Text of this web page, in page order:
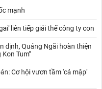
mạnh
liên tiếp giải thế công ty con
định, Quảng Ngãi hoàn thiện
Tum"
Cơ hội vươn tầm 'cá mập'